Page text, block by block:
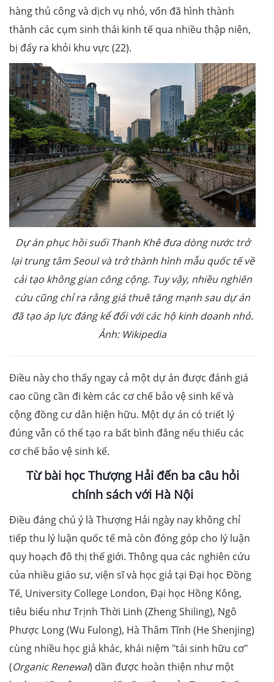
hàng thủ công và dịch vụ nhỏ, vốn đã hình thành
thành các cụm sinh thái kinh tế qua nhiều thập niên,
bị đẩy ra khỏi khu vực (22).
Dự án phục hồi suối Thanh Khê đưa dòng nước trở
lại trung tâm Seoul và trở thành hình mẫu quốc tế về
cải tạo không gian công cộng. Tuy vậy, nhiều nghiên
cứu cũng chỉ ra rằng giá thuê tăng mạnh sau dự án
đã tạo áp lực đáng kể đối với các hộ kinh doanh nhỏ.
Ảnh: Wikipedia
Điều này cho thấy ngay cả một dự án được đánh giá
cao cũng cần đi kèm các cơ chế bảo vệ sinh kế và
cộng đồng cư dân hiện hữu. Một dự án có triết lý
đúng vẫn có thể tạo ra bất bình đẳng nếu thiếu các
cơ chế bảo vệ sinh kế.
Từ bài học Thượng Hải đến ba câu hỏi
chính sách với Hà Nội
Điều đáng chú ý là Thượng Hải ngày nay không chỉ
tiếp thu lý luận quốc tế mà còn đóng góp cho lý luận
quy hoạch đô thị thế giới. Thông qua các nghiên cứu
của nhiều giáo sư, viện sĩ và học giả tại Đại học Đồng
Tế, University College London, Đại học Hồng Kông,
tiêu biểu như Trịnh Thời Linh (Zheng Shiling), Ngô
Phược Long (Wu Fulong), Hà Thâm Tĩnh (He Shenjing)
cùng nhiều học giả khác, khái niệm "tái sinh hữu cơ"
(Organic Renewal) dần được hoàn thiện như một